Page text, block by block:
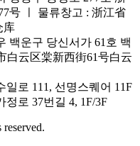
号 ㅣ 물류창고 : 浙江省
库
백운구 당신서가 61호 백
白云区棠新西街61号白云
로 111, 선명스퀘어 11F
로 37번길 4, 1F/3F